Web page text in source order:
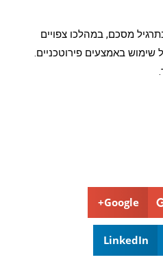
מסכם, במהלכו צפויים
שימוש באמצעים פירוטכניים.
Google+
LinkedIn